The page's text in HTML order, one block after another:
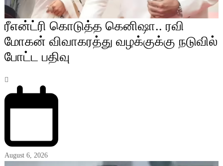
ரீஎன்ட்ரி கொடுத்த கெனிஷா.. ரவி
மோகன் விவாகரத்து வழக்குக்கு நடுவில்
போட்ட பதிவு
August 6, 2026